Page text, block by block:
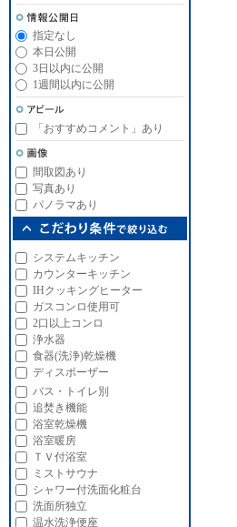
指定なし
本日公開
3日以内に公開
1週間以内に公開
「おすすめコメント」あり
間取図あり
写真あり
パノラマあり
システムキッチン
カウンターキッチン
IHクッキングヒーター
ガスコンロ使用可
2口以上コンロ
浄水器
食器(洗浄)乾燥機
ディスポーザー
バス・トイレ別
追焚き機能
浴室乾燥機
浴室暖房
ＴＶ付浴室
ミストサウナ
シャワー付洗面化粧台
洗面所独立
温水洗浄便座